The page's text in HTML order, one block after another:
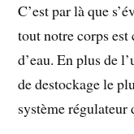
C’est par là que
tout notre corps est
d’eau. En plus de
de destockage le
système régulateur